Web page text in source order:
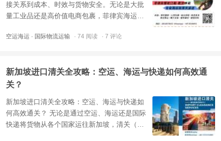
接关系到成本、时效与货物安全。无论是大批
量工业品还是高价值电商包裹，菲律宾海运与
经济实惠；空运则主打高效快捷，满足紧急需
等港口和机场航线资 ...
空运海运 · 国际物流运输 · 74 阅读 · 7 评论
新加坡进口清关全攻略：空运、海运与快递如何高效通
关？
新加坡进口清关全攻略：空运、海运与快递如
何高效通关？ 无论是通过空运、海运还是国际
快递将货物从各个国家运往新加坡，清关（也